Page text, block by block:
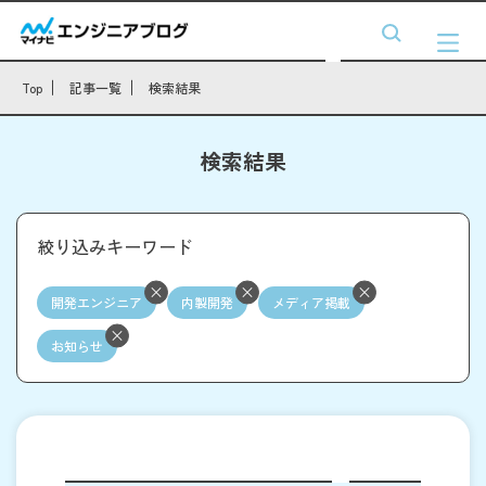
Top 記事一覧 検索結果
検索結果
絞り込みキーワード
開発エンジニア 内製開発 メディア掲載
お知らせ